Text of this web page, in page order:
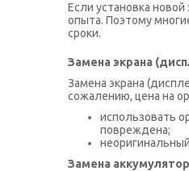
Если установка
опыта. Поэтому
сроки.
Замена экрана
Замена экрана
сожалению, цена на
использовать
повреждена;
Замена